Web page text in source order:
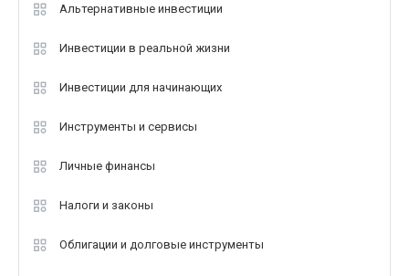
Альтернативные инвестиции
Инвестиции в реальной жизни
Инвестиции для начинающих
Инструменты и сервисы
Личные финансы
Налоги и законы
Облигации и долговые инструменты